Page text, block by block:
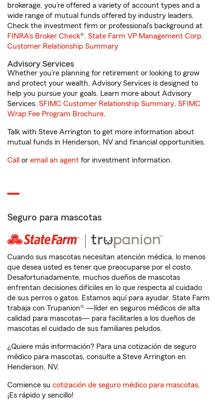
brokerage, you’re offered a variety of account types and a
wide range of mutual funds offered by industry leaders.
Check the investment firm or professional’s background at
FINRA's Broker Check®. State Farm VP Management Corp.
Customer Relationship Summary
Advisory Services
Whether you’re planning for retirement or looking to grow
and protect your wealth, Advisory Services is designed to
help you pursue your goals. Learn more about Advisory
Services. SFIMC Customer Relationship Summary, SFIMC
Wrap Fee Program Brochure.
Talk with Steve Arrington to get more information about
mutual funds in Henderson, NV and financial opportunities.
Call or email an agent for investment information.
Seguro para mascotas
Cuando sus mascotas necesitan atención médica, lo menos
que desea usted es tener que preocuparse por el costo.
Desafortunadamente, muchos dueños de mascotas
enfrentan decisiones difíciles en lo que respecta al cuidado
de sus perros o gatos. Estamos aquí para ayudar. State Farm
trabaja con Trupanion® —líder en seguros médicos de alta
calidad para mascotas— para facilitarles a los dueños de
mascotas el cuidado de sus familiares peludos.
¿Quiere más información? Para una cotización de seguro
médico para mascotas, consulte a Steve Arrington en
Henderson, NV.
Comience su cotización de seguro médico para mascotas.
¡Es rápido y sencillo!